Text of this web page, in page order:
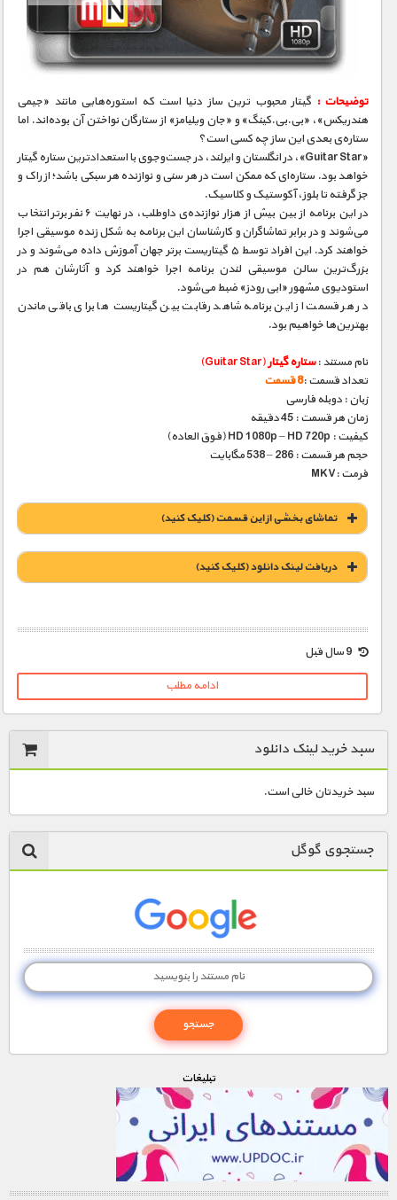
مستند های اختصاصی
توضیحات : گیتار محبوب‌ ترین ساز دنیا است که استوره‌هایی مانند «جیمی
هندریکس»، «بی.‌بی.کینگ» و «جان ویلیامز» از ستارگان نواختن آن بوده‌اند. اما
ستاره‌ی بعدی این ساز چه کسی است؟
«Guitar Star»، در انگلستان و ایرلند، در جست‌و‌جوی با استعداد‌ترین ستاره‌ گیتار
خواهد بود. ستاره‌ای که ممکن است در هر سنی و نوازنده‌ هر سبکی باشد؛ از راک و
جز گرفته تا بلوز، آکوستیک و کلاسیک.
در این برنامه از بین بیش از هزار نوازنده‌ی داوطلب، در نهایت ۶ نفر برتر انتخاب
می‌شوند و در برابر تماشاگران و کار‌شناسان این برنامه به شکل زنده موسیقی اجرا
خواهند کرد. این افراد توسط ۵ گیتاریست بر‌تر جهان آموزش داده می‌شوند و در
بزرگ‌ترین سالن موسیقی لندن برنامه اجرا خواهند کرد و آثارشان هم در
استودیوی مشهور «ابی رودز» ضبط می‌شود.
در هر قسمت از این برنامه شاهد رقابت بین گیتاریست‌ ها برای باقی ماندن
بهترین‌ها خواهیم بود.
نام مستند :ستاره گیتار(Guitar Star)
تعداد قسمت :8 قسمت
زبان : دوبله فارسی
زمان هر قسمت : 45 دقیقه
کیفیت : HD 1080p – HD 720p (فوق العاده)
حجم هر قسمت : 286 – 538 مگابایت
فرمت :MKV
تماشای بخشی از این قسمت (کلیک کنید)
دریافت لينک دانلود (کليک کنيد)
1900 تومان – لينک دانلود قسمت 1 (افزودن به سبد خريد)
1900 تومان – لينک دانلود قسمت 3 (افزودن به سبد خريد)
1900 تومان – لينک دانلود قسمت 4 (افزودن به سبد خريد)
1900 تومان – لينک دانلود قسمت 5 (افزودن به سبد خريد)
1900 تومان – لينک دانلود قسمت 9 (افزودن به سبد خريد)
ادامه مطلب
سبد خرید لینک دانلود
سبد خریدتان خالی است.
جستجوی گوگل
تبليغات